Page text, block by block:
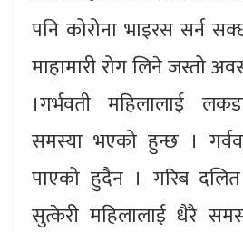
पनि कोरोना भाइरस सर्न
माहामारी रोग लिने जस्तो
।गर्भवती महिलालाई
समस्या भएको हुन्छ ।
पाएको हुदैन । गरिब
सुत्केरी महिलालाई धैरै